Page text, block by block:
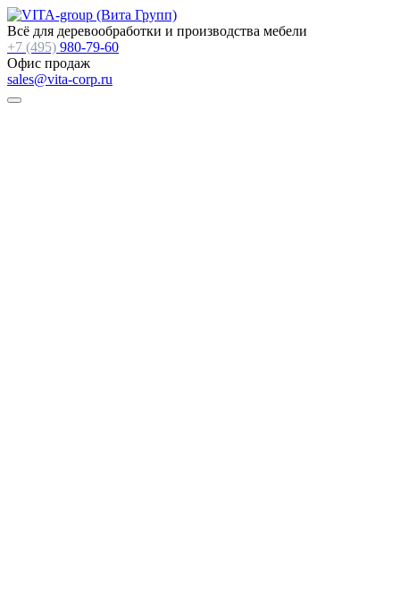
Всё для деревообработки и производства мебели
+7 (495) 980-79-60
Офис продаж
sales@vita-corp.ru